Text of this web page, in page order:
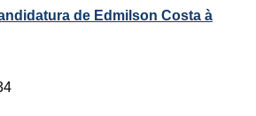
de Edmilson Costa à